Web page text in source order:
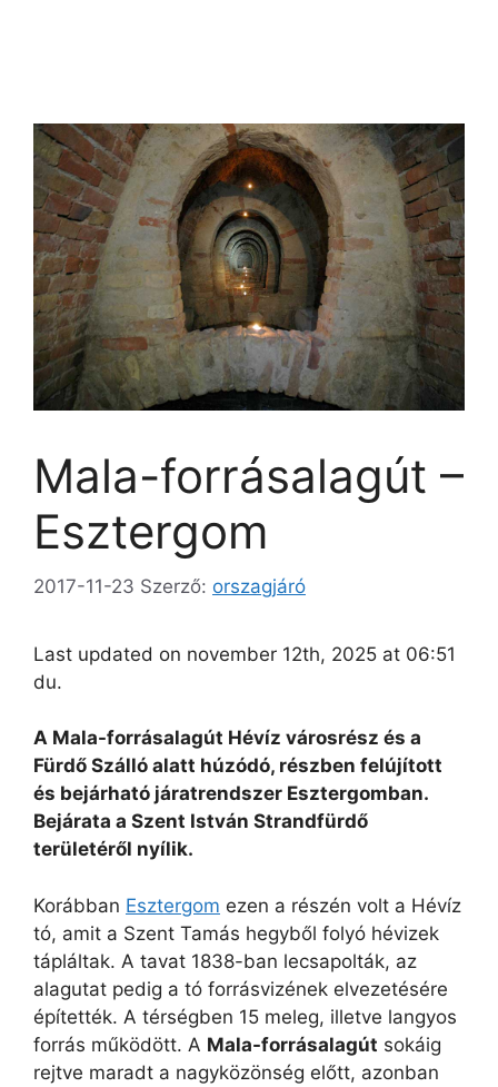
Mala-forrásalagút –
Esztergom
2017-11-23 Szerző: orszagjáró
Last updated on november 12th, 2025 at 06:51
du.
A Mala-forrásalagút Hévíz városrész és a
Fürdő Szálló alatt húzódó, részben felújított
és bejárható járatrendszer Esztergomban.
Bejárata a Szent István Strandfürdő
területéről nyílik.
Korábban Esztergom ezen a részén volt a Hévíz
tó, amit a Szent Tamás hegyből folyó hévizek
tápláltak. A tavat 1838-ban lecsapolták, az
alagutat pedig a tó forrásvizének elvezetésére
építették. A térségben 15 meleg, illetve langyos
forrás működött. A Mala-forrásalagút sokáig
rejtve maradt a nagyközönség előtt, azonban